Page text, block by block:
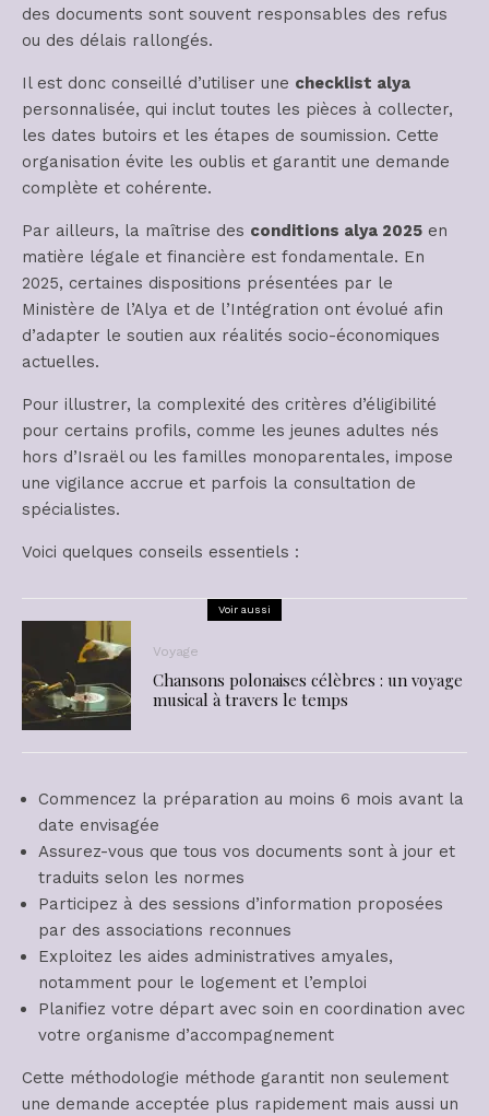
des documents sont souvent responsables des refus
ou des délais rallongés.
Il est donc conseillé d’utiliser une checklist alya
personnalisée, qui inclut toutes les pièces à collecter,
les dates butoirs et les étapes de soumission. Cette
organisation évite les oublis et garantit une demande
complète et cohérente.
Par ailleurs, la maîtrise des conditions alya 2025 en
matière légale et financière est fondamentale. En
2025, certaines dispositions présentées par le
Ministère de l’Alya et de l’Intégration ont évolué afin
d’adapter le soutien aux réalités socio-économiques
actuelles.
Pour illustrer, la complexité des critères d’éligibilité
pour certains profils, comme les jeunes adultes nés
hors d’Israël ou les familles monoparentales, impose
une vigilance accrue et parfois la consultation de
spécialistes.
Voici quelques conseils essentiels :
Voir aussi
Voyage
Chansons polonaises célèbres : un voyage
musical à travers le temps
Commencez la préparation au moins 6 mois avant la
date envisagée
Assurez-vous que tous vos documents sont à jour et
traduits selon les normes
Participez à des sessions d’information proposées
par des associations reconnues
Exploitez les aides administratives amyales,
notamment pour le logement et l’emploi
Planifiez votre départ avec soin en coordination avec
votre organisme d’accompagnement
Cette méthodologie méthode garantit non seulement
une demande acceptée plus rapidement mais aussi un